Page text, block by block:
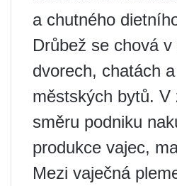
a chutného
Drůbež se chová
dvorech, chatách
městských bytů. V
směru podniku
produkce vajec,
Mezi vaječná